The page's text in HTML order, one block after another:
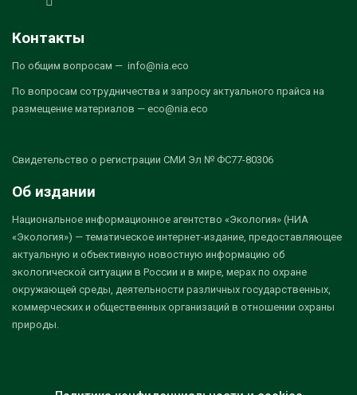
Контакты
По общим вопросам — info@nia.eco
По вопросам сотрудничества и запросу актуального прайса на
размещение материалов — eco@nia.eco
Свидетельство о регистрации СМИ Эл № ФС77-80306
Об издании
Национальное информационное агентство «Экология» (НИА
«Экология») — тематическое интернет-издание, предоставляющее
актуальную и объективную новостную информацию об
экологической ситуации в России и в мире, мерах по охране
окружающей среды, деятельности различных государственных,
коммерческих и общественных организаций в отношении охраны
природы.